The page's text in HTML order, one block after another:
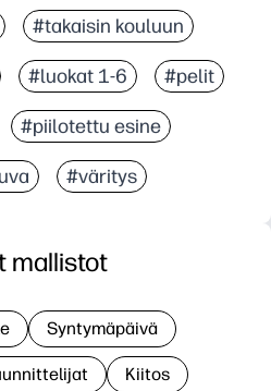
#takaisin kouluun
#luokat 1-6 #pelit
#piilotettu esine
#väritys
mallistot
Syntymäpäivä
Kiitos